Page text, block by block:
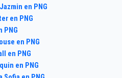
en PNG
en PNG
PNG
en PNG
en PNG
en PNG